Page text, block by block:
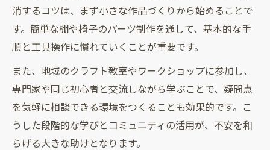
未経験者が家具製造現場で学ぶべき基本ル
ール
未経験から家具作りを続けるための秘訣
家具製造未経験者が長く続けるための工夫
未経験から家具製造を継続するコツと方法
家具製造未経験でも挫折しない続け方のヒ
ント
消するコツは、まず小さな作品づくりから始めることで
す。簡単な棚や椅子のパーツ制作を通して、基本的な手
順と工具操作に慣れていくことが重要です。
また、地域のクラフト教室やワークショップに参加し、
専門家や同じ初心者と交流しながら学ぶことで、疑問点
を気軽に相談できる環境をつくることも効果的です。こ
うした段階的な学びとコミュニティの活用が、不安を和
らげる大きな助けとなります。